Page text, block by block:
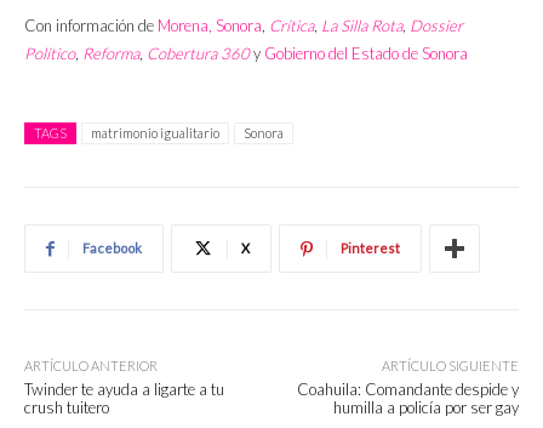
Con información de Morena, Sonora, Crítica, La Silla Rota, Dossier
Político, Reforma, Cobertura 360y Gobierno del Estado de Sonora
TAGS matrimonio igualitario Sonora
Facebook X Pinterest
ARTÍCULO ANTERIOR
Twinder te ayuda a ligarte a tu
crush tuitero
ARTÍCULO SIGUIENTE
Coahuila: Comandante despide y
humilla a policía por ser gay